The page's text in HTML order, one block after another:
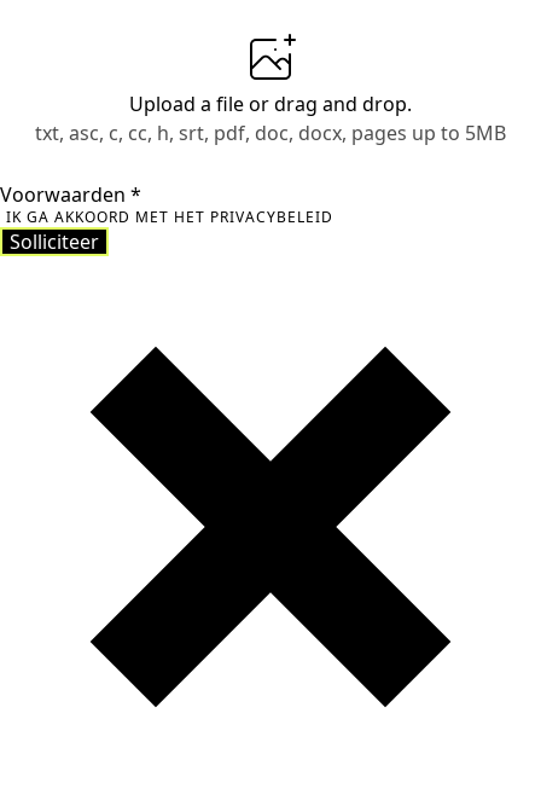
Upload a fileor drag and drop.
txt, asc, c, cc, h, srt, pdf, doc, docx, pages up to 5MB
Voorwaarden *
IK GA AKKOORD MET HET PRIVACYBELEID
Solliciteer